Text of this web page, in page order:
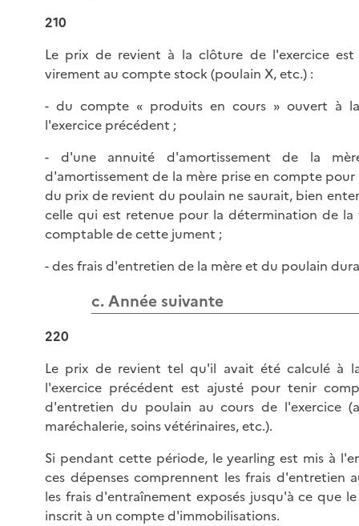
210
Le prix de revient à la clôture de l'exercice
virement au compte stock (poulain X, etc.) :
- du compte « produits en cours » ouvert à
l'exercice précédent ;
- d'une annuité d'amortissement de la
d'amortissement de la mère prise en compte
du prix de revient du poulain ne saurait, bien
celle qui est retenue pour la détermination de la
comptable de cette jument ;
- des frais d'entretien de la mère et du poulain
c. Année suivante
220
Le prix de revient tel qu'il avait été calculé à
l'exercice précédent est ajusté pour tenir
d'entretien du poulain au cours de l'exercice
maréchalerie, soins vétérinaires, etc.).
Si pendant cette période, le yearling est mis à
ces dépenses comprennent les frais d'entretien
les frais d'entraînement exposés jusqu'à ce que
inscrit à un compte d'immobilisations.